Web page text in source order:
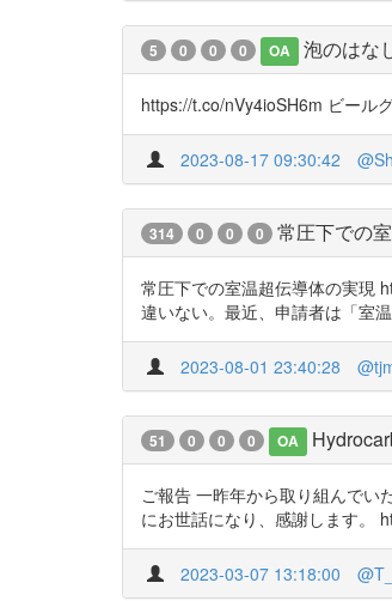
5 0 0 0 OA 泡のはな
https://t.co/nVy4ioSH6m ビール
2023-08-17 09:30:42
314 0 0 0 常圧下での
常圧下での室温超伝導体の実現
違いない。最近、申請者は「室
2023-08-01 23:40:28
51 0 0 0 OA
ご報告 一昨年から取り組んでい
にお世話になり、感謝します。
2023-03-07 13:18:00